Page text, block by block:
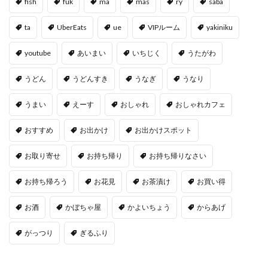
ta UberEats ue VIPルーム yakiniku
youtube あいまい いちじく うたがわ
うどん うどんすき うなぎ うなり
うまい えーす おしゃれ おしゃれカフェ
おすすめ お出かけ お出かけスポット
お取り寄せ お持ち帰り お持ち帰りなさい
お持ち帰ろう お花見 お茶漬け お買い得
お酒 かぼちゃ屋 かよいちょう からあげ
がっつり ぎるふり